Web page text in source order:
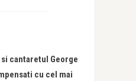
cantaretul George
cu cel mai